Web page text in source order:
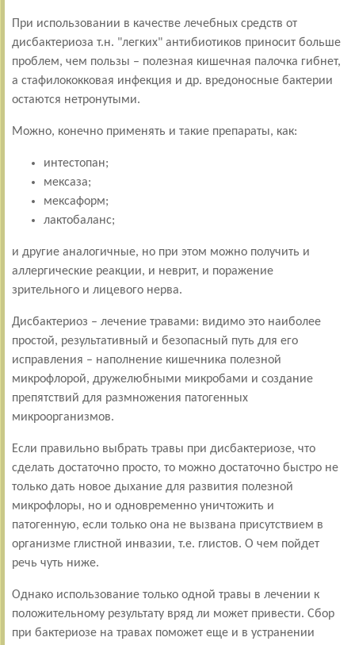
При использовании в качестве лечебных средств от
дисбактериоза т.н. "легких" антибиотиков приносит больше
проблем, чем пользы – полезная кишечная палочка гибнет,
а стафилококковая инфекция и др. вредоносные бактерии
остаются нетронутыми.
Можно, конечно применять и такие препараты, как:
интестопан;
мексаза;
мексаформ;
лактобаланс;
и другие аналогичные, но при этом можно получить и
аллергические реакции, и неврит, и поражение
зрительного и лицевого нерва.
Дисбактериоз – лечение травами: видимо это наиболее
простой, результативный и безопасный путь для его
исправления – наполнение кишечника полезной
микрофлорой, дружелюбными микробами и создание
препятствий для размножения патогенных
микроорганизмов.
Если правильно выбрать травы при дисбактериозе, что
сделать достаточно просто, то можно достаточно быстро не
только дать новое дыхание для развития полезной
микрофлоры, но и одновременно уничтожить и
патогенную, если только она не вызвана присутствием в
организме глистной инвазии, т.е. глистов. О чем пойдет
речь чуть ниже.
Однако использование только одной травы в лечении к
положительному результату вряд ли может привести. Сбор
при бактериозе на травах поможет еще и в устранении